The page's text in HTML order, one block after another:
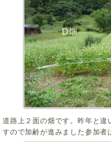
道路上２面の畑です。昨年と違
すので加齢が進みました参加者